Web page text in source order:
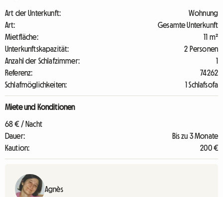
Art der Unterkunft:
Wohnung
Art:
Gesamte Unterkunft
Mietfläche:
11 m²
Unterkunftskapazität:
2 Personen
Anzahl der Schlafzimmer:
1
Referenz:
74262
Schlafmöglichkeiten:
1 Schlafsofa
Miete und Konditionen
68 € / Nacht
Dauer:
Bis zu 3 Monate
Kaution:
200 €
Agnès